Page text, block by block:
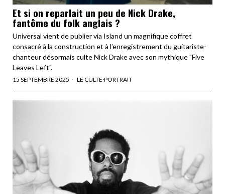
Et si on reparlait un peu de Nick Drake,
fantôme du folk anglais ?
Universal vient de publier via Island un magnifique coffret
consacré à la construction et à l’enregistrement du guitariste-
chanteur désormais culte Nick Drake avec son mythique "Five
Leaves Left".
15 SEPTEMBRE 2025 LE CULTE·PORTRAIT